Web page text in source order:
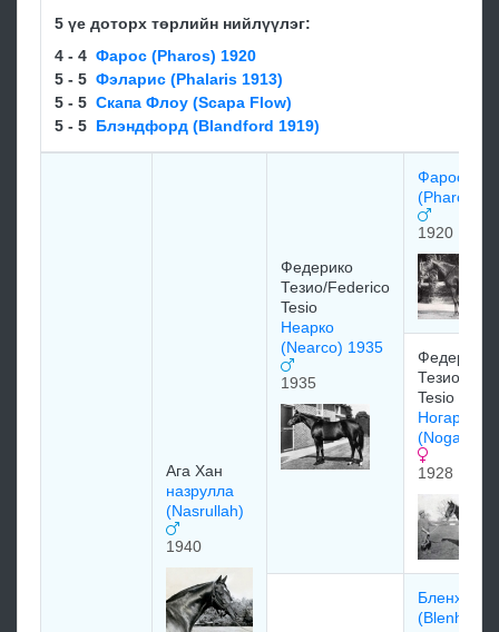
5 үе доторх төрлийн нийлүүлэг:
4 - 4 Фарос (Pharos) 1920
5 - 5 Фэларис (Phalaris 1913)
5 - 5 Cкaпa Флоу (Scapa Flow)
5 - 5 Блэндфорд (Blandford 1919)
Ага Хан
назрулла
(Nasrullah)
1940
Федерико
Тезио/Federico
Tesio
Неарко
(Nearco) 1935
1935
Фарос
(Pharos)
1920
Федерико
Тезио/
Tesio
Ногара
(Nogara)
1928
Бленхейм
(Blenheim